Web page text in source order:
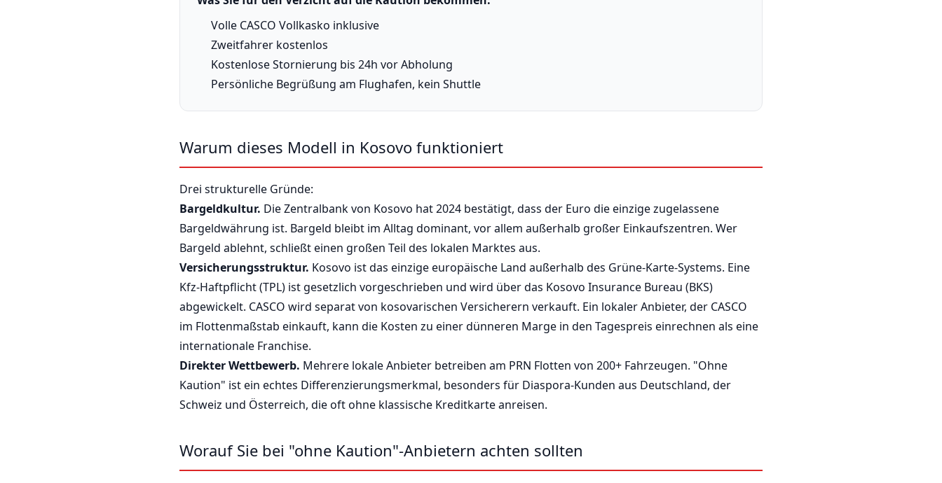
Volle CASCO Vollkasko inklusive
Zweitfahrer kostenlos
Kostenlose Stornierung bis 24h vor Abholung
Persönliche Begrüßung am Flughafen, kein Shuttle
Warum dieses Modell in Kosovo funktioniert
Drei strukturelle Gründe:
Bargeldkultur. Die Zentralbank von Kosovo hat 2024 bestätigt, dass der Euro die einzige zugelassene
Bargeldwährung ist. Bargeld bleibt im Alltag dominant, vor allem außerhalb großer Einkaufszentren. Wer
Bargeld ablehnt, schließt einen großen Teil des lokalen Marktes aus.
Versicherungsstruktur. Kosovo ist das einzige europäische Land außerhalb des Grüne-Karte-Systems. Eine
Kfz-Haftpflicht (TPL) ist gesetzlich vorgeschrieben und wird über das Kosovo Insurance Bureau (BKS)
abgewickelt. CASCO wird separat von kosovarischen Versicherern verkauft. Ein lokaler Anbieter, der CASCO
im Flottenmaßstab einkauft, kann die Kosten zu einer dünneren Marge in den Tagespreis einrechnen als eine
internationale Franchise.
Direkter Wettbewerb. Mehrere lokale Anbieter betreiben am PRN Flotten von 200+ Fahrzeugen. "Ohne
Kaution" ist ein echtes Differenzierungsmerkmal, besonders für Diaspora-Kunden aus Deutschland, der
Schweiz und Österreich, die oft ohne klassische Kreditkarte anreisen.
Worauf Sie bei "ohne Kaution"-Anbietern achten sollten